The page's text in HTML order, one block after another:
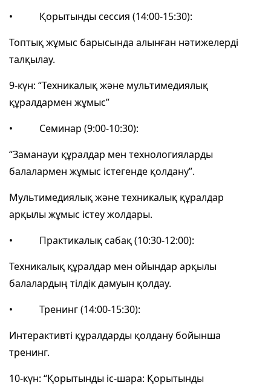
• Қорытынды сессия (14:00-15:30):
Топтық жұмыс барысында алынған нәтижелерді
талқылау.
9-күн: “Техникалық және мультимедиялық
құралдармен жұмыс”
• Семинар (9:00-10:30):
“Заманауи құралдар мен технологияларды
балалармен жұмыс істегенде қолдану”.
Мультимедиялық және техникалық құралдар
арқылы жұмыс істеу жолдары.
• Практикалық сабақ (10:30-12:00):
Техникалық құралдар мен ойындар арқылы
балалардың тілдік дамуын қолдау.
• Тренинг (14:00-15:30):
Интерактивті құралдарды қолдану бойынша
тренинг.
10-күн: “Қорытынды іс-шара: Қорытынды